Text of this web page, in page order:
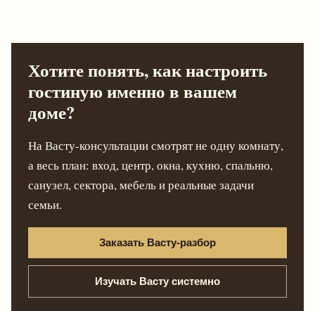
Хотите понять, как настроить
гостиную именно в вашем
доме?
На Васту-консультации смотрят не одну комнату,
а весь план: вход, центр, окна, кухню, спальню,
санузел, сектора, мебель и реальные задачи
семьи.
Заказать Васту-разбор
Изучать Васту системно